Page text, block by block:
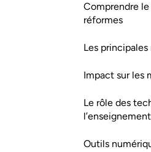
Comprendre
réformes
Les
Impact sur les
Le rôle des
l’enseignement
Outils